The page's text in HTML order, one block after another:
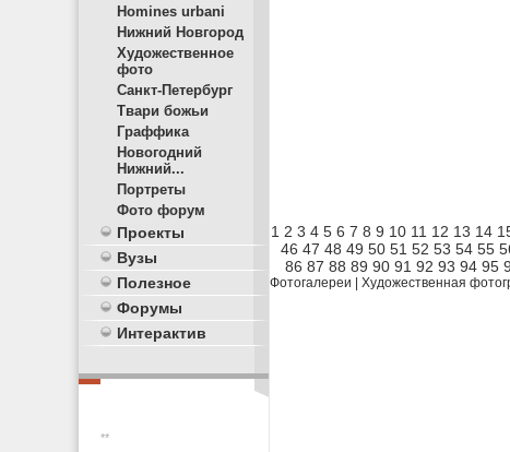
Homines urbani
Нижний Новгород
Художественное
фото
Санкт-Петербург
Твари божьи
Граффика
Новогодний
Нижний...
Портреты
Фото форум
Проекты
Вузы
Полезное
Форумы
Интерактив
**
1 2 3 4 5 6 7 8 9 10 11 12 13 14
46 47 48 49 50 51 52 53 54 55
86 87 88 89 90 91 92 93 94 95
Фотогалереи Художественная